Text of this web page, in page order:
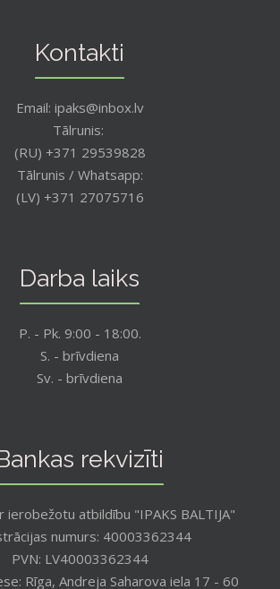
Kontakti
Email: ipaks@inbox.lv
Tālrunis:
(RU) +371 29539828
Tālrunis / Whatsapp:
(LV) +371 27075716
Darba laiks
P. - Pk. 9:00 - 18:00.
S. - brīvdiena
Sv. - brīvdiena
rekvizīti
ierobežotu atbildību "IPAKS BALTIJA"
numurs: 40003362344
PVN: LV40003362344
Rīga, Andreja Saharova iela 17 - 60